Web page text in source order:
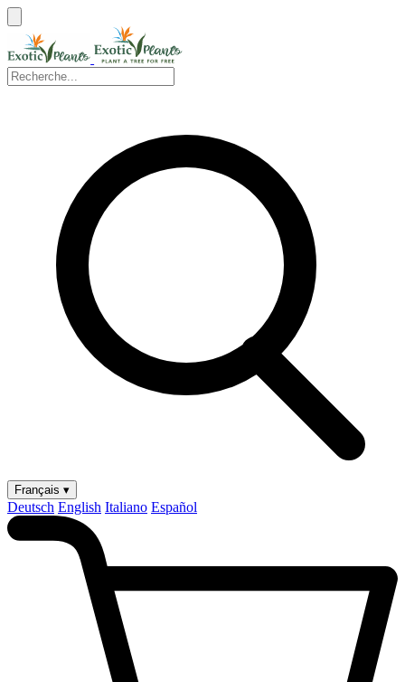
Français ▾
Deutsch English Italiano Español